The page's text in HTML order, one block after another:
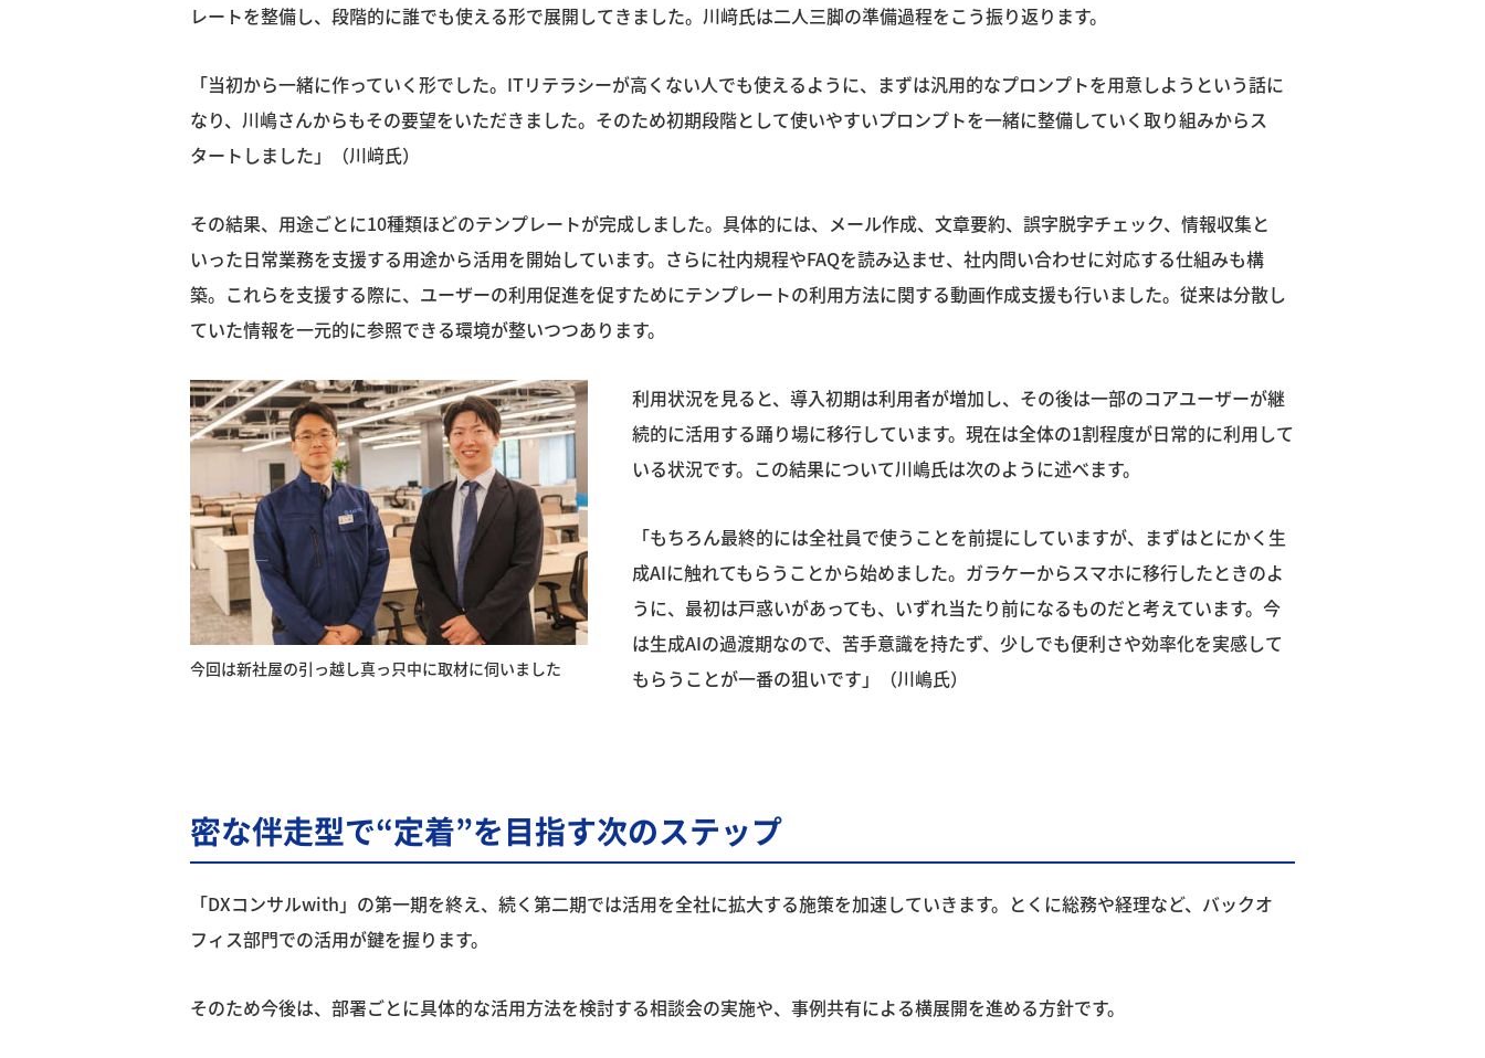
レートを整備し、段階的に誰でも使える形で展開してきました。川﨑氏は二人三脚の準備過程をこう振り返ります。
「当初から一緒に作っていく形でした。ITリテラシーが高くない人でも使えるように、まずは汎用的なプロンプトを用意しようという話に
なり、川嶋さんからもその要望をいただきました。そのため初期段階として使いやすいプロンプトを一緒に整備していく取り組みからス
タートしました」（川﨑氏）
その結果、用途ごとに10種類ほどのテンプレートが完成しました。具体的には、メール作成、文章要約、誤字脱字チェック、情報収集と
いった日常業務を支援する用途から活用を開始しています。さらに社内規程やFAQを読み込ませ、社内問い合わせに対応する仕組みも構
築。これらを支援する際に、ユーザーの利用促進を促すためにテンプレートの利用方法に関する動画作成支援も行いました。従来は分散し
ていた情報を一元的に参照できる環境が整いつつあります。
今回は新社屋の引っ越し真っ只中に取材に伺いました
利用状況を見ると、導入初期は利用者が増加し、その後は一部のコアユーザーが継
続的に活用する踊り場に移行しています。現在は全体の1割程度が日常的に利用して
いる状況です。この結果について川嶋氏は次のように述べます。
「もちろん最終的には全社員で使うことを前提にしていますが、まずはとにかく生
成AIに触れてもらうことから始めました。ガラケーからスマホに移行したときのよ
うに、最初は戸惑いがあっても、いずれ当たり前になるものだと考えています。今
は生成AIの過渡期なので、苦手意識を持たず、少しでも便利さや効率化を実感して
もらうことが一番の狙いです」（川嶋氏）
密な伴走型で“定着”を目指す次のステップ
「DXコンサルwith」の第一期を終え、続く第二期では活用を全社に拡大する施策を加速していきます。とくに総務や経理など、バックオ
フィス部門での活用が鍵を握ります。
そのため今後は、部署ごとに具体的な活用方法を検討する相談会の実施や、事例共有による横展開を進める方針です。